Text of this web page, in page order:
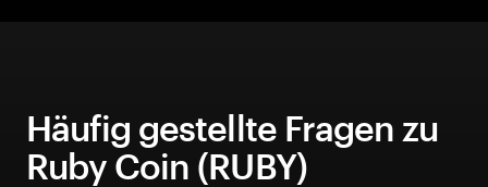
Häufig gestellte Fragen zu
Ruby Coin (RUBY)